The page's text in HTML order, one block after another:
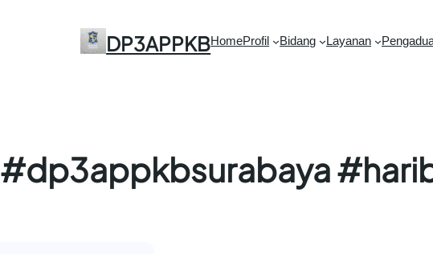
DP3APPKBHomeProfil Bidang Layanan
#dp3appkbsurabaya